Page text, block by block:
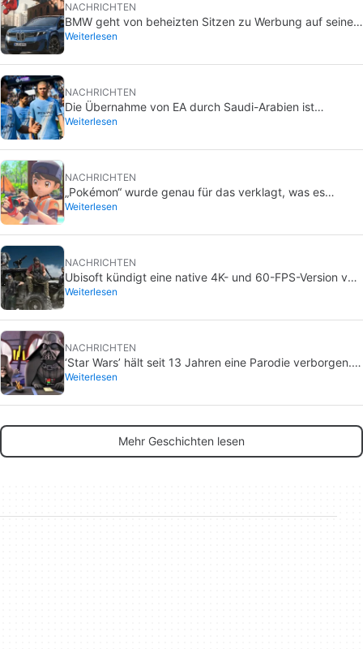
NACHRICHTEN
BMW geht von beheizten Sitzen zu Werbung auf seinen
Bildschirmen über: Was ist mit Spider-Man los?
Weiterlesen
NACHRICHTEN
Die Übernahme von EA durch Saudi-Arabien ist
abgeschlossen, und das sind schlechte Nachrichten für
Weiterlesen
NACHRICHTEN
„Pokémon“ wurde genau für das verklagt, was es
niemals wollen würde: Menschen ohne ihre Zustimmung
Weiterlesen
NACHRICHTEN
Ubisoft kündigt eine native 4K- und 60-FPS-Version von
Ghost Recon Wildlands mit einer unmittelbar
Weiterlesen
NACHRICHTEN
‘Star Wars’ hält seit 13 Jahren eine Parodie verborgen.
Jetzt wird es sie endlich ans Licht bringen … aber nur
Weiterlesen
Mehr Geschichten lesen